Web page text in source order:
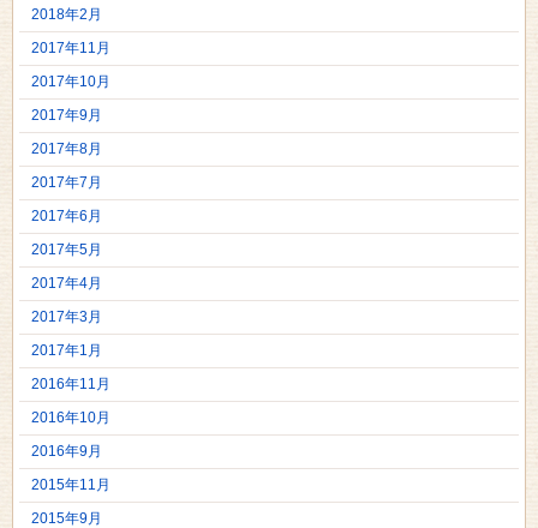
2018年2月
2017年11月
2017年10月
2017年9月
2017年8月
2017年7月
2017年6月
2017年5月
2017年4月
2017年3月
2017年1月
2016年11月
2016年10月
2016年9月
2015年11月
2015年9月